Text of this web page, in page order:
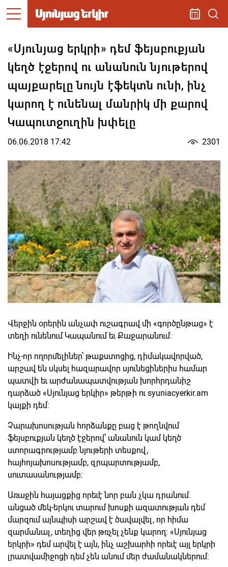
«Սյունյաց երկրի» դեմ ֆեյսբուքյան
կեղծ էջերով ու անանուն նյութերով
պայքարելը նույն էֆեկտն ունի, ինչ
կարող է ունենալ մանրիկ մի քարով
Կապուտջուղին խփելը
06.06.2018 17:42 2301
Վերջին օրերին անչափ ուշագրավ մի «գործընթաց» է
տեղի ունենում Կապանում եւ Քաջարանում:
Ինչ-որ ողորմելիներ՝ թաքստոցից, դիմակավորված,
արշավ են սկսել հազարավոր սյունեցիներիս համար
պատվի եւ արժանապատվության խորհրդանիշ
դարձած «Սյունյաց երկիր» թերթի ու syuniacyerkir.am
կայքի դեմ:
Չարախոսության հորձանքը բաց է թողնվում
ֆեյսբուքյան կեղծ էջերով՝ անանուն կամ կեղծ
ստորագրությամբ նյութերի տեսքով,
հայհոյախոսությամբ, զրպարտությամբ,
սուտասանությամբ:
Առաջին հայացքից որեւէ նոր բան չկա դրանում.
անցած մեկ-երկու տարում խոսքի ազատության դեմ
մարզում այնպիսի արշավ է ծավալվել, որ հիմա
զարմանալ, տեղից վեր թռչել չենք կարող: «Սյունյաց
երկրի» դեմ արվել է այն, ինչ աշխարհի որեւէ այլ երկրի
լրատվամիջոցի դեմ չեն անում մեր ժամանակներում: